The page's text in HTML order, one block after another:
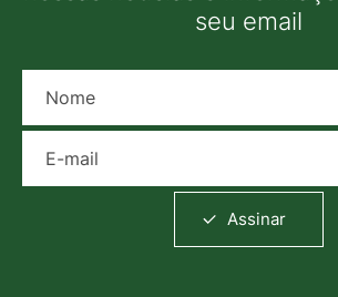
seu email
Assinar